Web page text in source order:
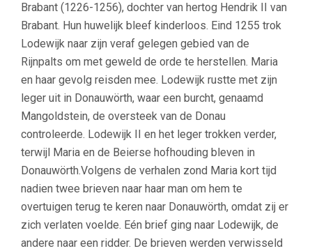
Brabant (1226-1256), dochter van hertog Hendrik II van
Brabant. Hun huwelijk bleef kinderloos. Eind 1255 trok
Lodewijk naar zijn veraf gelegen gebied van de
Rijnpalts om met geweld de orde te herstellen. Maria
en haar gevolg reisden mee. Lodewijk rustte met zijn
leger uit in Donauwörth, waar een burcht, genaamd
Mangoldstein, de oversteek van de Donau
controleerde. Lodewijk II en het leger trokken verder,
terwijl Maria en de Beierse hofhouding bleven in
Donauwörth.Volgens de verhalen zond Maria kort tijd
nadien twee brieven naar haar man om hem te
overtuigen terug te keren naar Donauwörth, omdat zij er
zich verlaten voelde. Eén brief ging naar Lodewijk, de
andere naar een ridder. De brieven werden verwisseld